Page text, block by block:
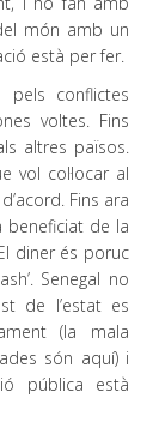
món amb un
està per fer.
pels conflictes
voltes. Fins
altres països.
vol col·locar al
Fins ara
beneficiat de la
diner és poruc
Senegal no
de l’estat es
(la mala
són aquí) i
pública està